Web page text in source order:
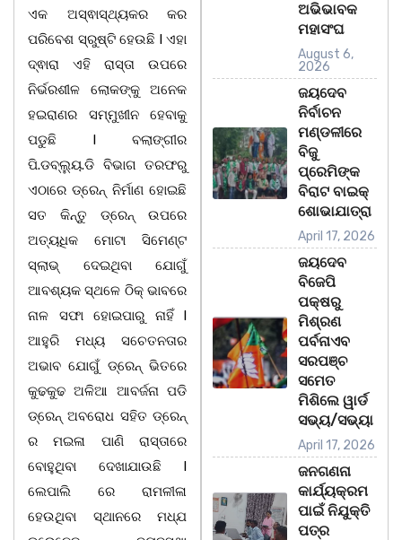
ଏକ ଅସ୍ଵାସ୍ଥ୍ୟକର କର
ପରିବେଶ ସ୍ରୁଷ୍ଟି ହେଉଛି l ଏହା
ଦ୍ଵାରା ଏହି ରାସ୍ତା ଉପରେ
ନିର୍ଭରଶୀଳ ଲୋକଙ୍କୁ ଅନେକ
ହଇରାଣର ସମ୍ମୁଖୀନ ହେବାକୁ
ପଡୁଛି l ବଲାଙ୍ଗୀର
ପି.ଡବ୍ଲ୍ୟୁ.ଡି ବିଭାଗ ତରଫରୁ
ଏଠାରେ ଡ୍ରେନ୍ ନିର୍ମାଣ ହୋଇଛି
ସତ କିନ୍ତୁ ଡ୍ରେନ୍ ଉପରେ
ଅତ୍ୟଧିକ ମୋଟା ସିମେଣ୍ଟ
ସ୍ଲାଭ୍ ଦେଇଥିବା ଯୋଗୁଁ
ଆବଶ୍ୟକ ସ୍ଥଳେ ଠିକ୍ ଭାବରେ
ନାଳ ସଫା ହୋଇପାରୁ ନାହିଁ l
ଆହୁରି ମଧ୍ୟ ସଚେତନତାର
ଅଭାବ ଯୋଗୁଁ ଡ୍ରେନ୍ ଭିତରେ
କୁଢକୁଢ ଅଳିଆ ଆବର୍ଜନା ପଡି
ଡ୍ରେନ୍ ଅବରୋଧ ସହିତ ଡ୍ରେନ୍
ର ମଇଳା ପାଣି ରାସ୍ତାରେ
ବୋହୁଥିବା ଦେଖାଯାଉଛି l
ଲେପାଲି ରେ ରାମଳୀଳା
ହେଉଥିବା ସ୍ଥାନରେ ମଧ୍ଯ
ଅଭିଭାବକ
ମହାସଂଘ
August 6,
2026
ଜୟଦେବ
ନିର୍ବାଚନ
ମଣ୍ଡଳୀରେ
ବିଜୁ
ପ୍ରେମିଙ୍କ
ବିରାଟ ବାଇକ୍
ଶୋଭାଯାତ୍ରା
April 17, 2026
ଜୟଦେବ
ବିଜେପି
ପକ୍ଷରୁ
ମିଶ୍ରଣ
ପର୍ବନାଏବ
ସରପଞ୍ଚ
ସମେତ
ମିଶିଲେ ୱାର୍ଡ
ସଭ୍ୟ/ସଭ୍ୟା
April 17, 2026
ଜନଗଣନା
କାର୍ଯ୍ୟକ୍ରମ
ପାଇଁ ନିଯୁକ୍ତି
ପତ୍ର